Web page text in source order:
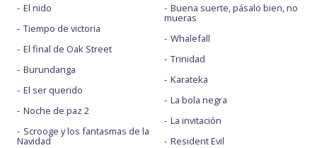
El nido
Tiempo de victoria
El final de Oak Street
Burundanga
El ser querido
Noche de paz 2
Scrooge y los fantasmas de la
Navidad
Buena suerte, pásalo bien, no
mueras
Whalefall
Trinidad
Karateka
La bola negra
La invitación
Resident Evil